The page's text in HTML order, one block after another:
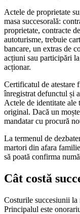
Actele de proprietate
masa succesorală:
proprietate, contracte
autoturisme, trebuie
bancare, un extras de
acțiuni sau participări
acționar.
Certificatul de atestare
înregistrat defunctul și
Actele de identitate ale
original. Dacă un
mandatar cu procură
La termenul de
martori din afara
să poată confirma
Cât costă
Costurile succesiunii la
Principalul este